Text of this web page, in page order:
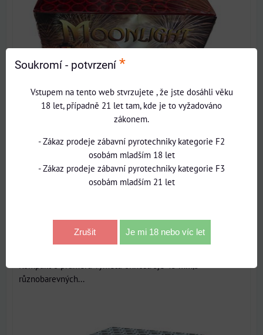
1888 Kčs DPH
Brocade crown 25 ran 45mm
Kompakt o průměru vymetu ohňostroje 45 mm,5
různobarevných...
Soukromí - potvrzení *
Vstupem na tento web stvrzujete , že jste dosáhli věku
18 let, případně 21 let tam, kde je to vyžadováno
zákonem.
- Zákaz prodeje zábavní pyrotechniky kategorie F2
osobám mladším 18 let
- Zákaz prodeje zábavní pyrotechniky kategorie F3
osobám mladším 21 let
Zrušit Je mi 18 nebo víc let